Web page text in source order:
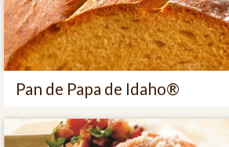
Pan de Papa de Idaho®